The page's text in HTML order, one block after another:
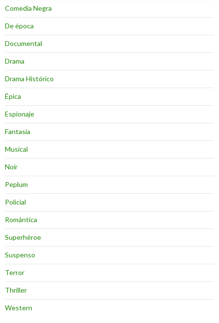
Comedia Negra
De época
Documental
Drama
Drama Histórico
Épica
Espionaje
Fantasia
Musical
Noir
Peplum
Policial
Romántica
Superhéroe
Suspenso
Terror
Thriller
Western